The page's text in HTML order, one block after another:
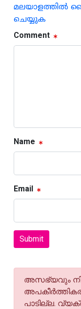
മലയാളത്തില്‍
ചെയ്യുക
Comment
Name
Email
Submit
അസഭ്യവും
പാടില്ല.